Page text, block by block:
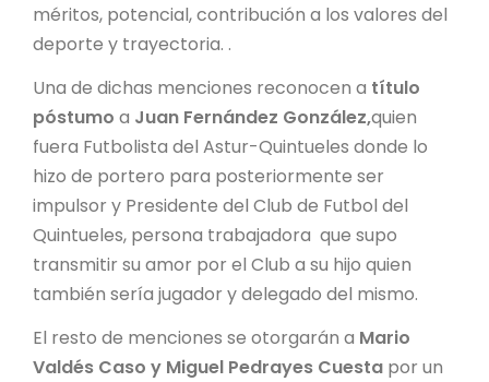
méritos, potencial, contribución a los valores del
deporte y trayectoria. .
Una de dichas menciones reconocen a título
póstumo a Juan Fernández González,quien
fuera Futbolista del Astur-Quintueles donde lo
hizo de portero para posteriormente ser
impulsor y Presidente del Club de Futbol del
Quintueles, persona trabajadora que supo
transmitir su amor por el Club a su hijo quien
también sería jugador y delegado del mismo.
El resto de menciones se otorgarán a Mario
Valdés Caso y Miguel Pedrayes Cuesta por un